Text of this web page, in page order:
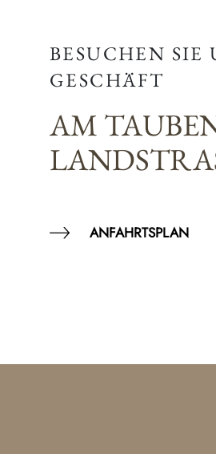
BESUCHEN SIE
GESCHÄFT
AM
ANFAHRTSPLAN